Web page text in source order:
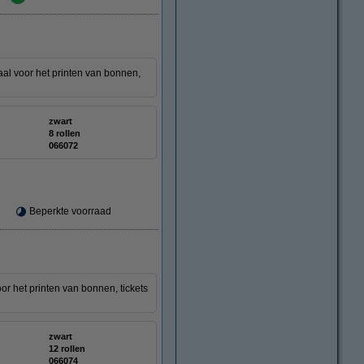
voor het printen van bonnen,
zwart
8 rollen
066072
Beperkte voorraad
het printen van bonnen, tickets
zwart
12 rollen
066074